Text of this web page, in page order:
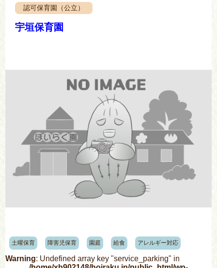
宇垣保育園
認可保育園（公立）
土曜保育 障害児保育 園庭 給食 アレルギー対応
Warning: Undefined array key "service_parking" in